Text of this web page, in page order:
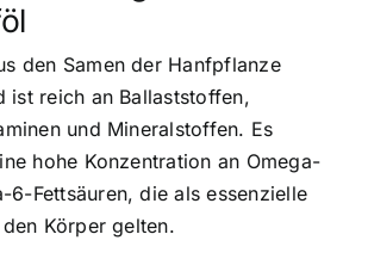
den Samen der Hanfpflanze
ist reich an Ballaststoffen,
und Mineralstoffen. Es
hohe Konzentration an Omega-
6-Fettsäuren, die als essenzielle
Körper gelten.